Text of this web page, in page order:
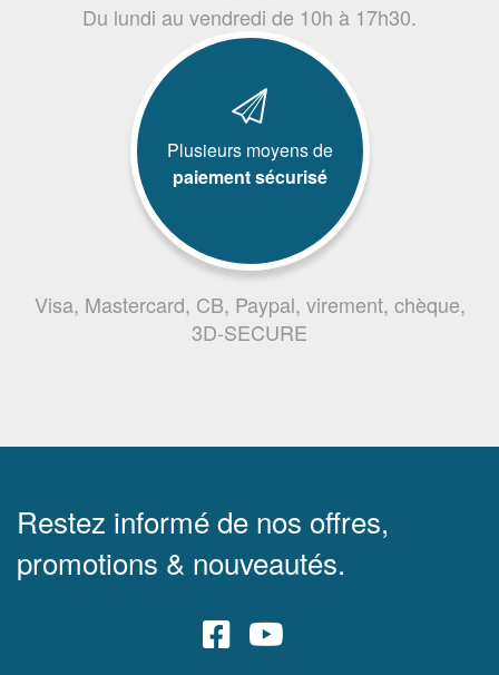
Du lundi au vendredi de 10h à 17h30.
Plusieurs moyens de
paiement sécurisé
Visa, Mastercard, CB, Paypal, virement, chèque,
3D-SECURE
Restez informé de nos offres,
promotions & nouveautés.